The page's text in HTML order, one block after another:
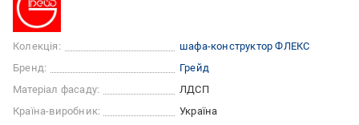
Колекція:
шафа-конструктор ФЛЕКС
Бренд:
Грейд
Матеріал фасаду:
ЛДСП
Країна-виробник:
Україна